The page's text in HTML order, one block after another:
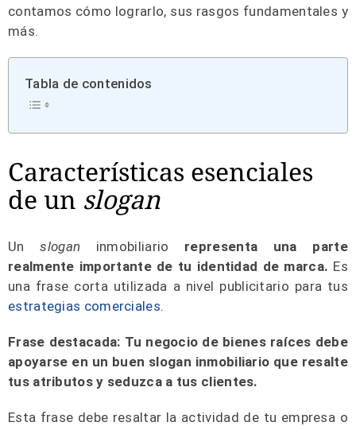
contamos cómo lograrlo, sus rasgos fundamentales y
más.
Tabla de contenidos
Características esenciales
de un slogan
Unslogan inmobiliario representa una parte
realmente importante de tu identidad de marca. Es
una frase corta utilizada a nivel publicitario para tus
estrategias comerciales.
Frase destacada: Tu negocio de bienes raíces debe
apoyarse en un buen slogan inmobiliario que resalte
tus atributos y seduzca a tus clientes.
Esta frase debe resaltar la actividad de tu empresa o